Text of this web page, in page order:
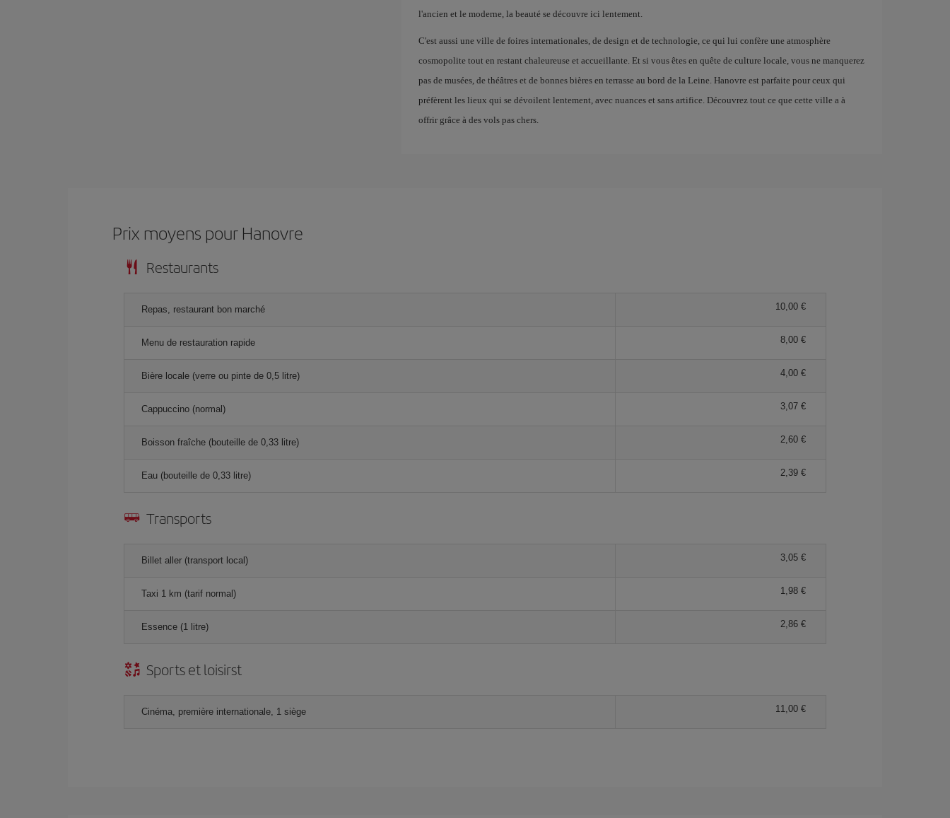
l'ancien et le moderne, la beauté se découvre ici lentement.
C'est aussi une ville de foires internationales, de design et de technologie, ce qui lui confère une atmosphère
cosmopolite tout en restant chaleureuse et accueillante. Et si vous êtes en quête de culture locale, vous ne manquerez
pas de musées, de théâtres et de bonnes bières en terrasse au bord de la Leine. Hanovre est parfaite pour ceux qui
préfèrent les lieux qui se dévoilent lentement, avec nuances et sans artifice. Découvrez tout ce que cette ville a à
offrir grâce à des vols pas chers.
Prix ​​moyens pour Hanovre
Restaurants
Repas, restaurant bon marché 10,00 €
Menu de restauration rapide 8,00 €
Bière locale (verre ou pinte de 0,5 litre) 4,00 €
Cappuccino (normal) 3,07 €
Boisson fraîche (bouteille de 0,33 litre) 2,60 €
Eau (bouteille de 0,33 litre) 2,39 €
Transports
Billet aller (transport local) 3,05 €
Taxi 1 km (tarif normal) 1,98 €
Essence (1 litre) 2,86 €
Sports et loisirst
Cinéma, première internationale, 1 siège 11,00 €